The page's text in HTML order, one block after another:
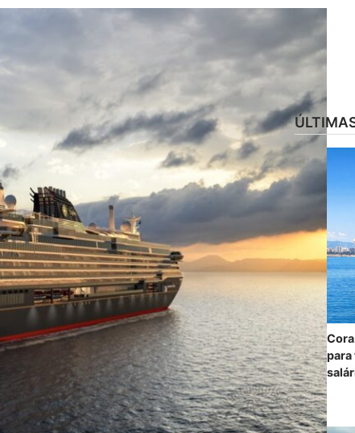
para